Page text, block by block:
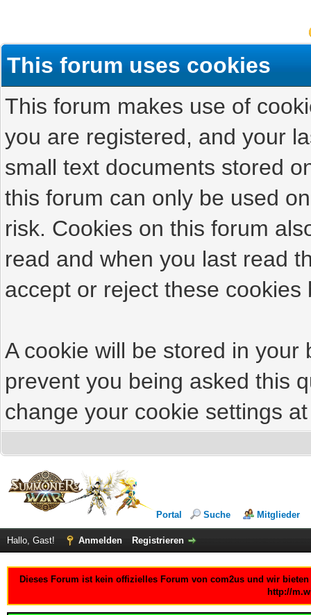
This forum uses cookies
This forum makes use of
you are registered, and your
small text documents stored
this forum can only be used
risk. Cookies on this forum
read and when you last read
accept or reject these cookies
A cookie will be stored in
prevent you being asked this
change your cookie settings
Portal Suche Mitglieder
Hallo, Gast! Anmelden Registrieren
Dieses Forum ist kein offizielles Forum von com2us und wir
http://